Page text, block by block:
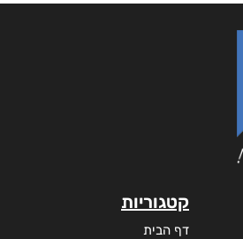
קטגוריות
דף הבית